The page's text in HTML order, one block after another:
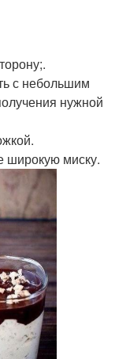
с небольшим
нужной
широкую миску.